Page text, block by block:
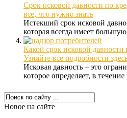
Срок исковой давности по
все, что нужно знать
Истекший срок исковой
которая всегда имеет
Какой срок исковой
Узнайте все подробности
Исковая давность – это
которое определяет, в течение
Новое на сайте